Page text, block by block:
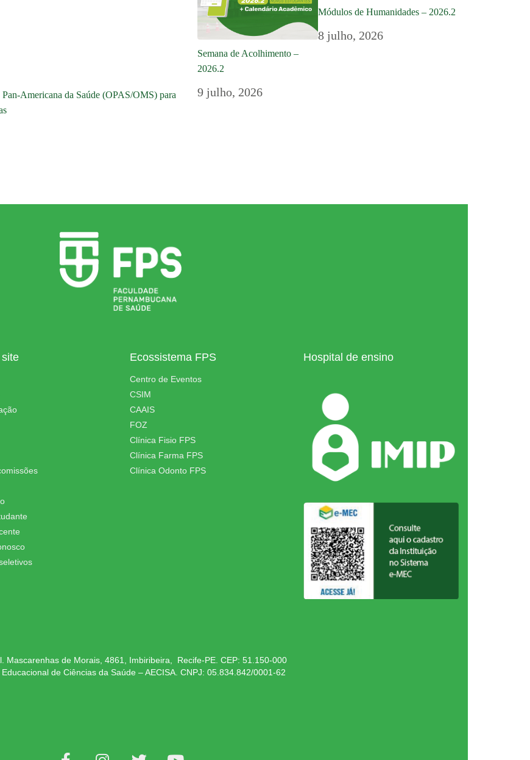
Americana da Saúde (OPAS/OMS) para
Semana de Acolhimento –
2026.2
9 julho, 2026
Módulos de Humanidades – 2026.2
8 julho, 2026
Ecossistema FPS
Centro de Eventos
CSIM
CAAIS
FOZ
Clínica Fisio FPS
Clínica Farma FPS
Clínica Odonto FPS
Hospital de ensino
Mascarenhas de Morais, 4861, Imbiribeira, Recife-PE. CEP: 51.150-000
de Ciências da Saúde – AECISA. CNPJ: 05.834.842/0001-62